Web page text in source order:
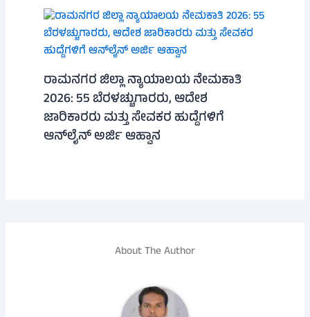
ರಾಮನಗರ ಜಿಲ್ಲಾ ನ್ಯಾಯಾಲಯ ನೇಮಕಾತಿ
2026: 55 ಬೆರಳಚ್ಚುಗಾರರು, ಆದೇಶ
ಜಾರಿಕಾರರು ಮತ್ತು ಸೇವಕರ ಹುದ್ದೆಗಳಿಗೆ
ಆನ್‌ಲೈನ್ ಅರ್ಜಿ ಆಹ್ವಾನ
About The Author